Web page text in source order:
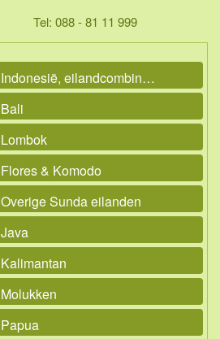
Tel: 088 - 81 11 999
Indonesië, eilandcombinaties
Bali
Lombok
Flores & Komodo
Overige Sunda eilanden
Java
Kalimantan
Molukken
Papua